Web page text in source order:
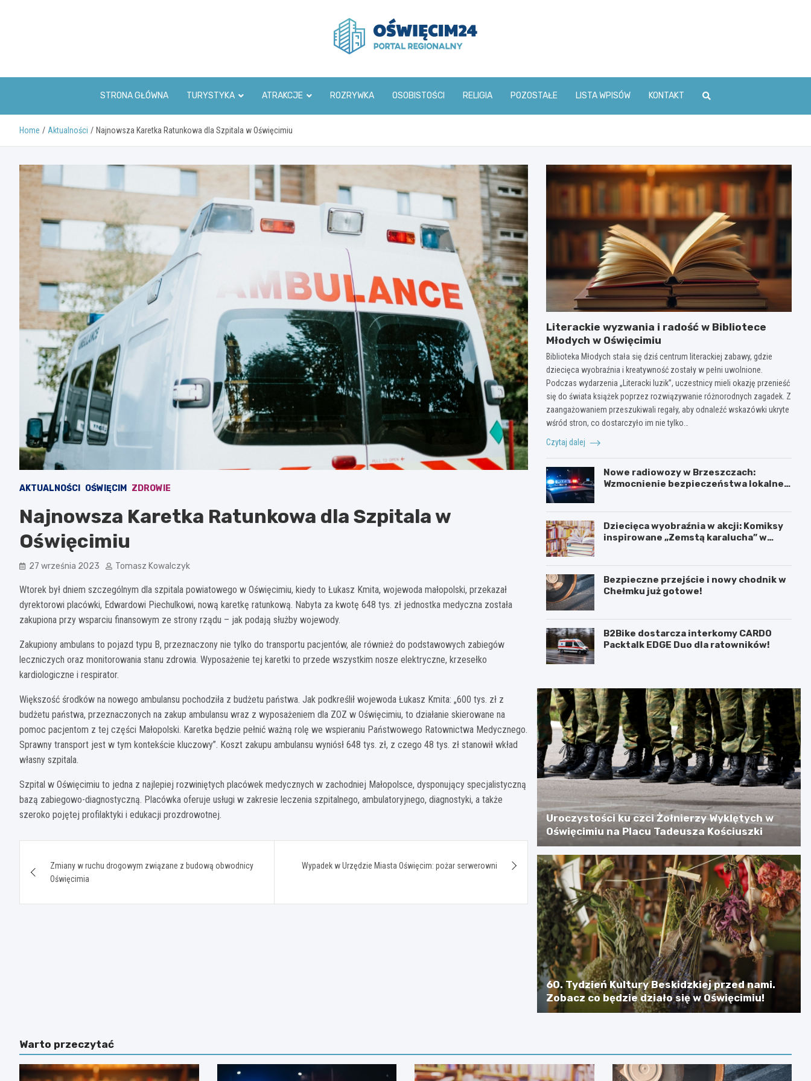
www.oswiecim24.pl
STRONA GŁÓWNA TURYSTYKA ATRAKCJE ROZRYWKA OSOBISTOŚCI RELIGIA POZOSTAŁE LISTA WPISÓW KONTAKT
Home Aktualności Najnowsza Karetka Ratunkowa dla Szpitala w Oświęcimiu
AKTUALNOŚCI OŚWIĘCIM ZDROWIE
Najnowsza Karetka Ratunkowa dla Szpitala w
Oświęcimiu
27 września 2023 Tomasz Kowalczyk
Wtorek był dniem szczególnym dla szpitala powiatowego w Oświęcimiu, kiedy to Łukasz Kmita, wojewoda małopolski, przekazał
dyrektorowi placówki, Edwardowi Piechulkowi, nową karetkę ratunkową. Nabyta za kwotę 648 tys. zł jednostka medyczna została
zakupiona przy wsparciu finansowym ze strony rządu – jak podają służby wojewody.
Zakupiony ambulans to pojazd typu B, przeznaczony nie tylko do transportu pacjentów, ale również do podstawowych zabiegów
leczniczych oraz monitorowania stanu zdrowia. Wyposażenie tej karetki to przede wszystkim nosze elektryczne, krzesełko
kardiologiczne i respirator.
Większość środków na nowego ambulansu pochodziła z budżetu państwa. Jak podkreślił wojewoda Łukasz Kmita: „600 tys. zł z
budżetu państwa, przeznaczonych na zakup ambulansu wraz z wyposażeniem dla ZOZ w Oświęcimiu, to działanie skierowane na
pomoc pacjentom z tej części Małopolski. Karetka będzie pełnić ważną rolę we wspieraniu Państwowego Ratownictwa Medycznego.
Sprawny transport jest w tym kontekście kluczowy”. Koszt zakupu ambulansu wyniósł 648 tys. zł, z czego 48 tys. zł stanowił wkład
własny szpitala.
Szpital w Oświęcimiu to jedna z najlepiej rozwiniętych placówek medycznych w zachodniej Małopolsce, dysponujący specjalistyczną
bazą zabiegowo-diagnostyczną. Placówka oferuje usługi w zakresie leczenia szpitalnego, ambulatoryjnego, diagnostyki, a także
szeroko pojętej profilaktyki i edukacji prozdrowotnej.
wpisu
Zmiany w ruchu drogowym związane z budową obwodnicy
Oświęcimia
Wypadek w Urzędzie Miasta Oświęcim: pożar serwerowni
Literackie wyzwania i radość w Bibliotece
Młodych w Oświęcimiu
Biblioteka Młodych stała się dziś centrum literackiej zabawy, gdzie
dziecięca wyobraźnia i kreatywność zostały w pełni uwolnione.
Podczas wydarzenia „Literacki luzik”, uczestnicy mieli okazję przenieść
się do świata książek poprzez rozwiązywanie różnorodnych zagadek. Z
zaangażowaniem przeszukiwali regały, aby odnaleźć wskazówki ukryte
wśród stron, co dostarczyło im nie tylko…
Czytaj dalej
Nowe radiowozy w Brzeszczach:
Wzmocnienie bezpieczeństwa lokalnej
Dziecięca wyobraźnia w akcji: Komiksy
inspirowane „Zemstą karalucha” w
Bezpieczne przejście i nowy chodnik w
Chełmku już gotowe!
B2Bike dostarcza interkomy CARDO
Packtalk EDGE Duo dla ratowników!
Uroczystości ku czci Żołnierzy Wyklętych w
Oświęcimiu na Placu Tadeusza Kościuszki
60. Tydzień Kultury Beskidzkiej przed nami.
Zobacz co będzie działo się w Oświęcimiu!
Warto przeczytać